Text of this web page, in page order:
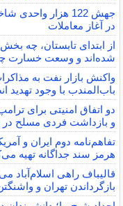
جهش 122 هزار
در آغاز معاملات
از ابتدای تابستان، چه
شده‌اند و وسعت خسارت
واکنش بازار نفت به
باب‌المندب با وجود تهدید
دو اتفاق امنیتی برای
و بازداشت فردی مسلح
تفاهم‌نامه دوم ایران و
هرمز سند جداگانه تهیه
قالیباف راهی اسلام‌آباد
بازگرداندن تهران و